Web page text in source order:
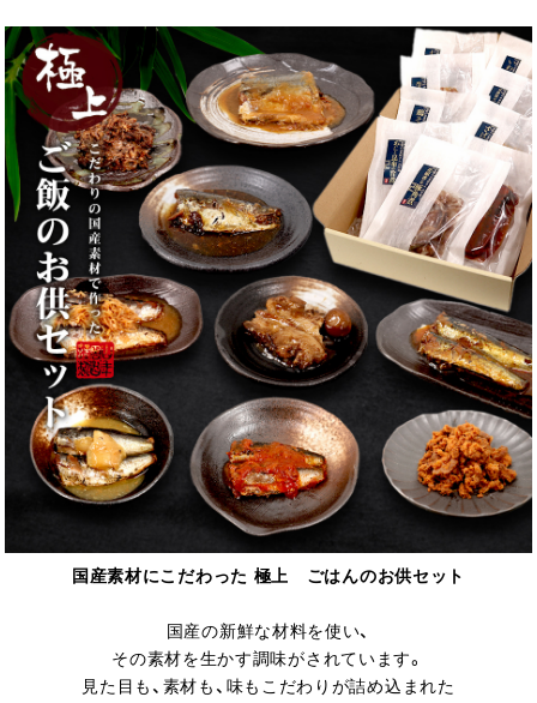
国産素材にこだわった 極上 ごはんのお供セット
国産の新鮮な材料を使い、
その素材を生かす調味がされています。
見た目も、素材も、味もこだわりが詰め込まれた